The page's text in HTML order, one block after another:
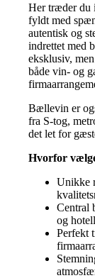
Her træder du
fyldt med
autentisk og
indrettet med
eksklusiv,
både vin- og
Bællevin er
fra S-tog,
det let for
Hvorfor
Unikke
Central
og
Perfekt